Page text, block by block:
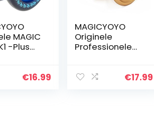
MAGIC
-Plus
Yoyos
€16.99
MAGICYOYO
Originele
Professionele
Geavanceerde
€17.99